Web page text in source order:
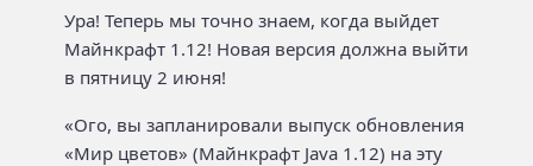
Ура! Теперь мы точно знаем, когда выйдет
Майнкрафт 1.12! Новая версия должна выйти
в пятницу 2 июня!
«Ого, вы запланировали выпуск обновления
«Мир цветов» (Майнкрафт Java 1.12) на эту